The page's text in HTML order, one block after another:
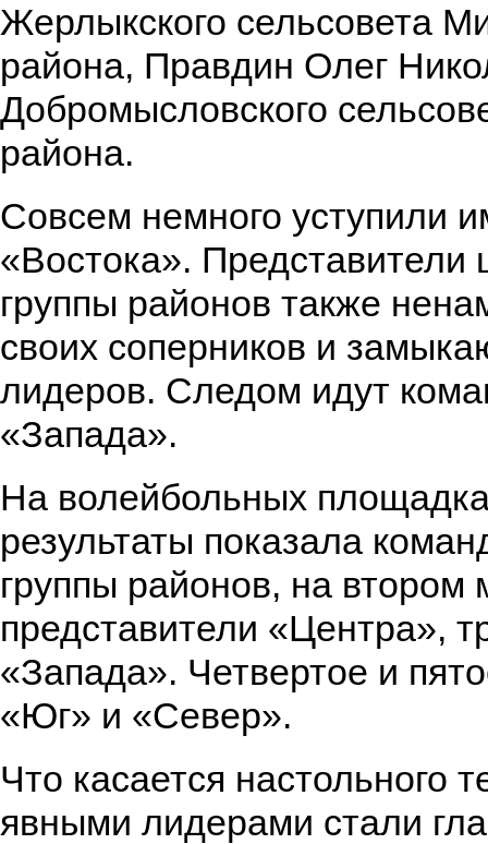
Жерлыкского сельсовета
района, Правдин Олег
Добромысловского
района.
Совсем немного уступили
«Востока». Представители
группы районов также
своих соперников и
лидеров. Следом идут
«Запада».
На волейбольных
результаты показала
группы районов, на втором
представители «Центра»,
«Запада». Четвертое и
«Юг» и «Север».
Что касается настольного
явными лидерами стали